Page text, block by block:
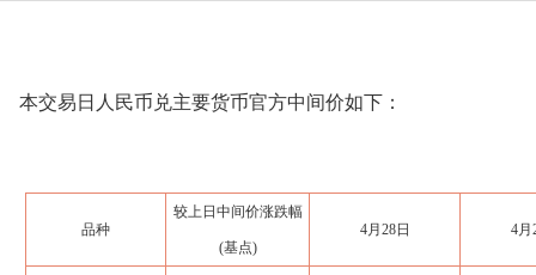
本交易日人民币兑主要货币官方中间价如下：
品种
较上日中间价涨跌幅
(基点)
4月28日 4月